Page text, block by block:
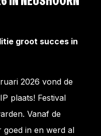
groot succes in
2026 vond de
plaats! Festival
Vanaf de
goed in en werd al